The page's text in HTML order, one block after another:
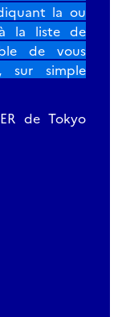
la ou
la liste de
de vous
sur simple
de Tokyo